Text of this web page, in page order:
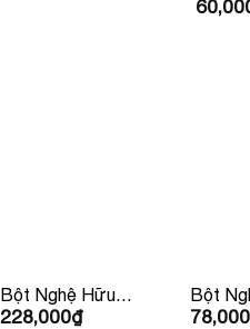
Bột Nghệ Hữu
Cơ 150g Lumlum
228,000₫
Bột
Cơ 30g
78,000